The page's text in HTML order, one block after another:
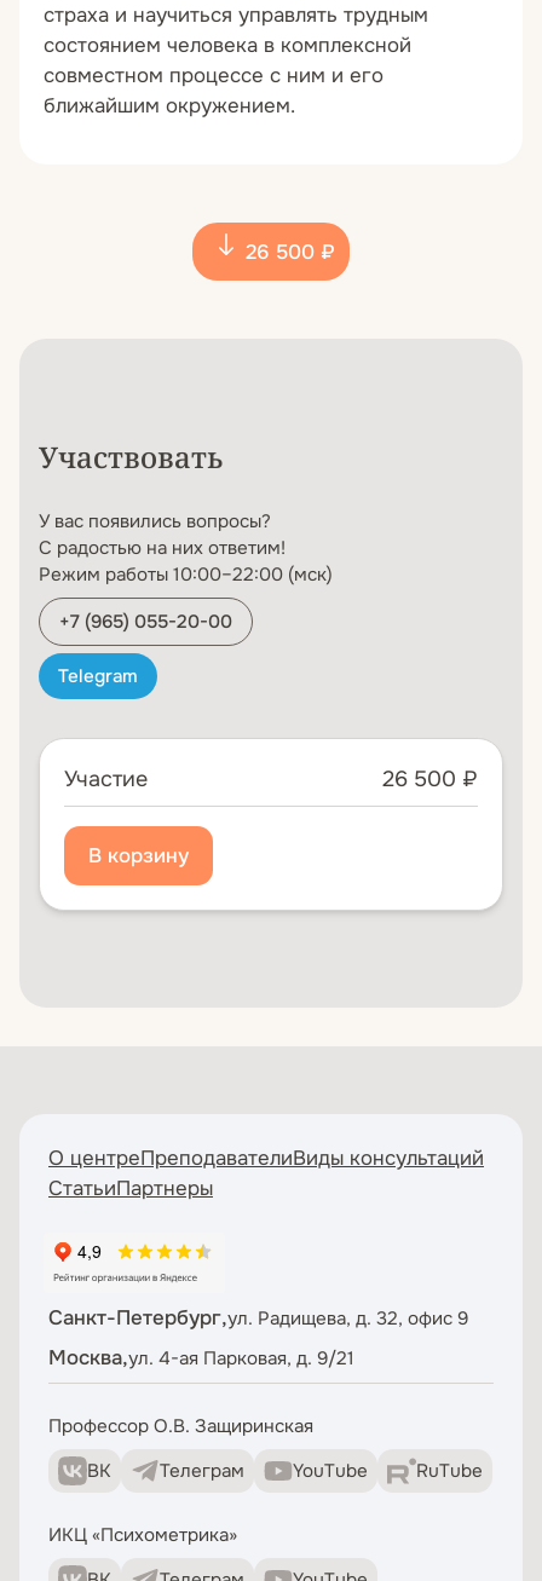
страха и научиться управлять трудным
состоянием человека в комплексной
совместном процессе с ним и его
ближайшим окружением.
26 500 ₽
Участвовать
У вас появились вопросы?
С радостью на них ответим!
Режим работы 10:00–22:00 (мск)
+7 (965) 055-20-00
Telegram
Участие 26 500 ₽
О центреПреподавателиВиды консультаций
СтатьиПартнеры
Санкт-Петербург,ул. Радищева, д. 32, офис 9
Москва,ул. 4-ая Парковая, д. 9/21
Профессор О.В. Защиринская
ВК
Телеграм YouTube RuTube
ИКЦ «Психометрика»